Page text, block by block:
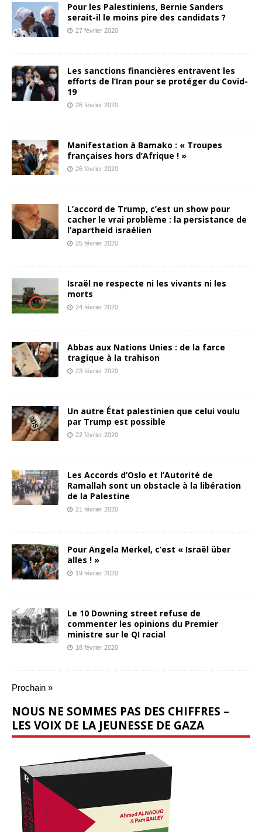
Pour les Palestiniens, Bernie Sanders
serait-il le moins pire des candidats ?
27 février 2020
Les sanctions financières entravent les
efforts de l’Iran pour se protéger du Covid-
19
26 février 2020
Manifestation à Bamako : « Troupes
françaises hors d’Afrique ! »
26 février 2020
L’accord de Trump, c’est un show pour
cacher le vrai problème : la persistance de
l’apartheid israélien
25 février 2020
Israël ne respecte ni les vivants ni les
morts
24 février 2020
Abbas aux Nations Unies : de la farce
tragique à la trahison
23 février 2020
Un autre État palestinien que celui voulu
par Trump est possible
22 février 2020
Les Accords d’Oslo et l’Autorité de
Ramallah sont un obstacle à la libération
de la Palestine
21 février 2020
Pour Angela Merkel, c’est « Israël über
alles ! »
19 février 2020
Le 10 Downing street refuse de
commenter les opinions du Premier
ministre sur le QI racial
18 février 2020
Prochain »
NOUS NE SOMMES PAS DES CHIFFRES –
LES VOIX DE LA JEUNESSE DE GAZA